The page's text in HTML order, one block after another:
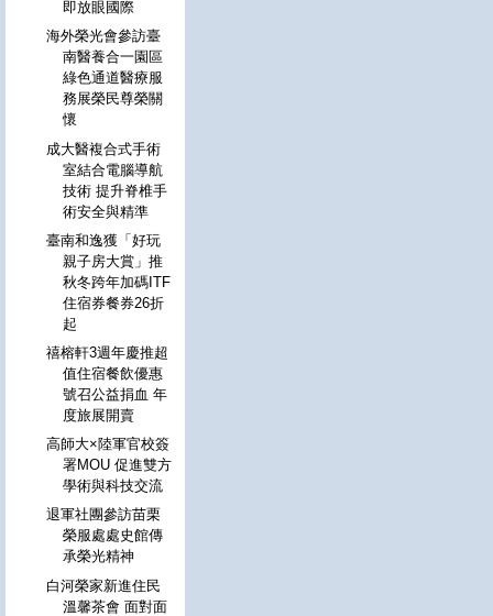
即放眼國際
海外榮光會參訪臺
南醫養合一園區
綠色通道醫療服
務展榮民尊榮關
懷
成大醫複合式手術
室結合電腦導航
技術 提升脊椎手
術安全與精準
臺南和逸獲「好玩
親子房大賞」推
秋冬跨年加碼ITF
住宿券餐券26折
起
禧榕軒3週年慶推超
值住宿餐飲優惠
號召公益捐血 年
度旅展開賣
高師大×陸軍官校簽
署MOU 促進雙方
學術與科技交流
退軍社團參訪苗栗
榮服處處史館傳
承榮光精神
白河榮家新進住民
溫馨茶會 面對面